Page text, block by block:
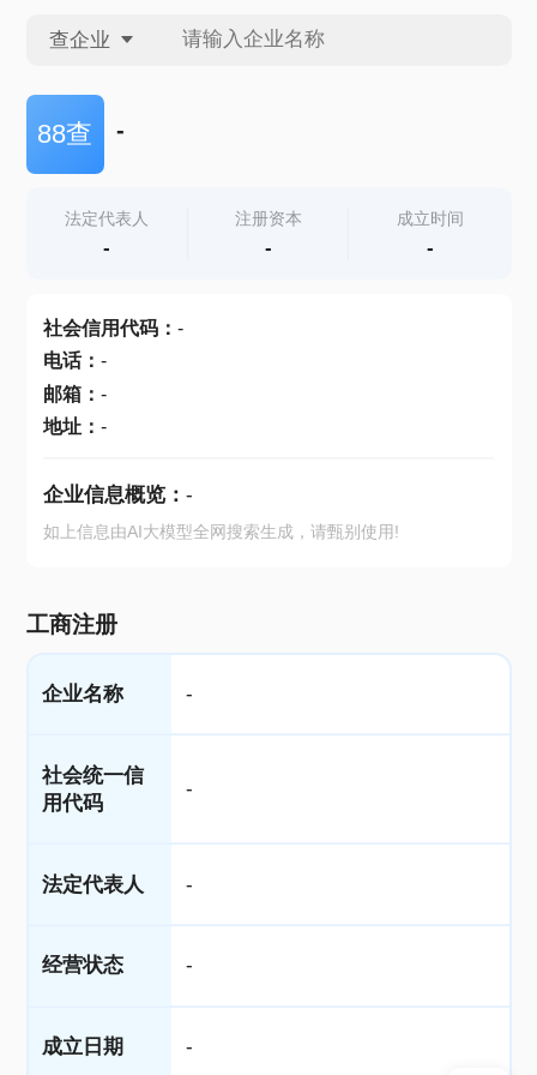
查企业
查企业
查产地
88查 -
法定代表人
-
注册资本
-
成立时间
-
社会信用代码： -
电话： -
邮箱： -
地址： -
企业信息概览： -
如上信息由AI大模型全网搜索生成，请甄别使用!
工商注册
企业名称 -
社会统一信
用代码
-
法定代表人 -
经营状态 -
成立日期 -